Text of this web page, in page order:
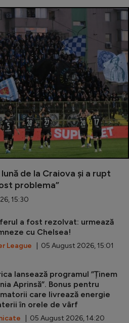
de la Craiova și a rupt
problema”
15:30
a fost rezolvat: urmează
cu Chelsea!
League | 05 August 2026, 15:01
lansează programul ”Ținem
Aprinsă”. Bonus pentru
care livrează energie
în orele de vârf
| 05 August 2026, 14:20